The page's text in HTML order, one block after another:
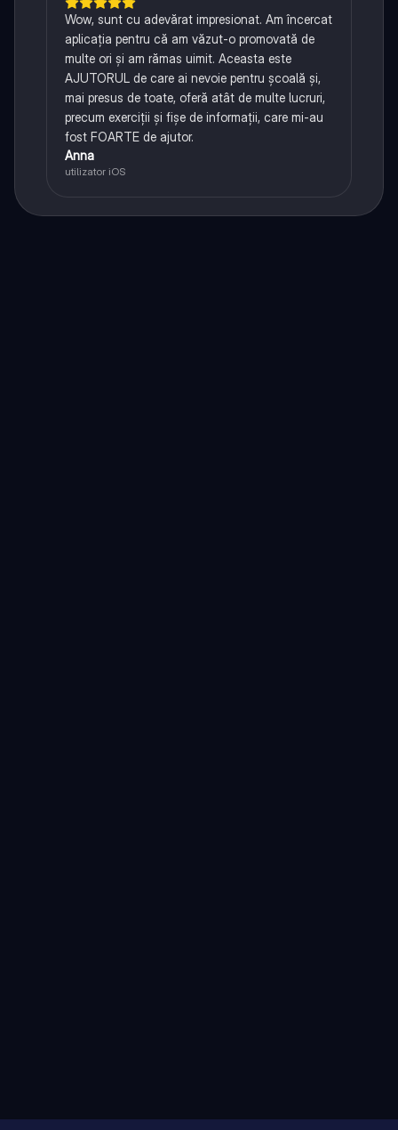
Wow, sunt cu adevărat impresionat. Am încercat
aplicația pentru că am văzut-o promovată de
multe ori și am rămas uimit. Aceasta este
AJUTORUL de care ai nevoie pentru școală și,
mai presus de toate, oferă atât de multe lucruri,
precum exerciții și fișe de informații, care mi-au
fost FOARTE de ajutor.
Anna
utilizator iOS